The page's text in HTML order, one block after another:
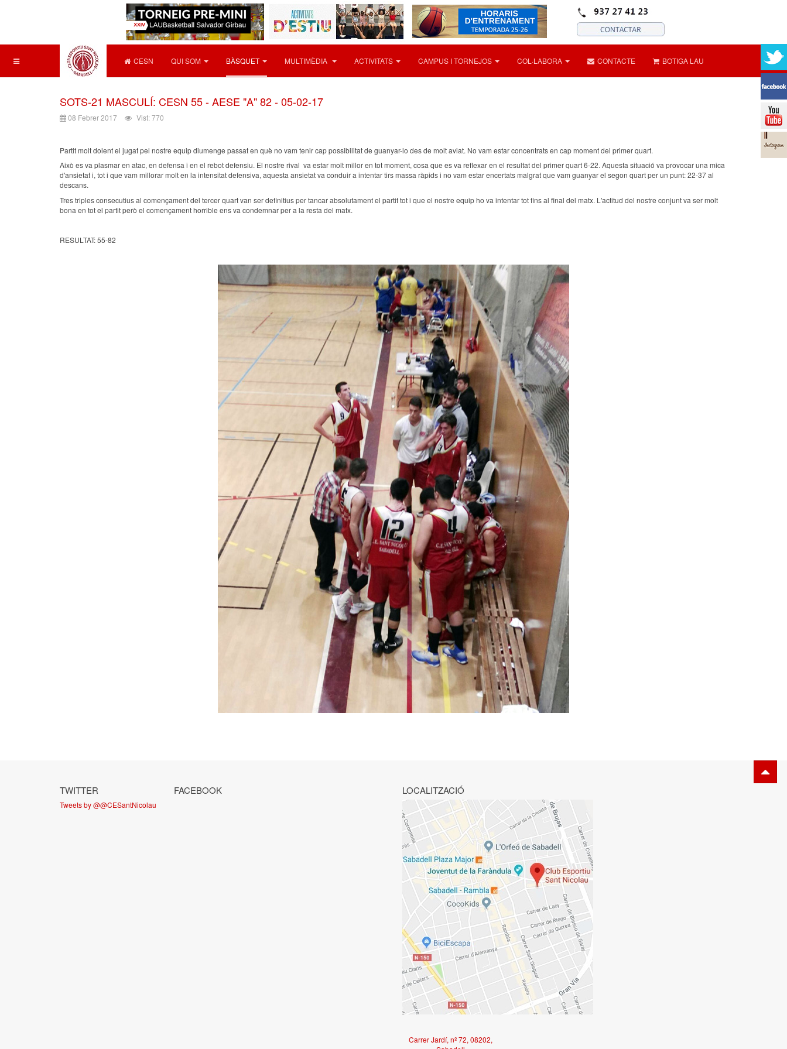
CESN QUI SOM BÀSQUET MULTIMÈDIA ACTIVITATS CAMPUS I TORNEJOS COL·LABORA CONTACTE BOTIGA LAU
SOTS-21 MASCULÍ: CESN 55 - AESE "A" 82 - 05-02-17
08 Febrer 2017 Vist: 770
Partit molt dolent el jugat pel nostre equip diumenge passat en què no vam tenir cap possibilitat de guanyar-lo des de molt aviat. No vam estar concentrats en cap moment del primer quart.
Això es va plasmar en atac, en defensa i en el rebot defensiu. El nostre rival va estar molt millor en tot moment, cosa que es va reflexar en el resultat del primer quart 6-22. Aquesta situació va provocar una mica
d'ansietat i, tot i que vam millorar molt en la intensitat defensiva, aquesta ansietat va conduir a intentar tirs massa ràpids i no vam estar encertats malgrat que vam guanyar el segon quart per un punt: 22-37 al
descans.
Tres triples consecutius al començament del tercer quart van ser definitius per tancar absolutament el partit tot i que el nostre equip ho va intentar tot fins al final del matx. L'actitud del nostre conjunt va ser molt
bona en tot el partit però el començament horrible ens va condemnar per a la resta del matx.
RESULTAT: 55-82
TWITTER
Tweets by @@CESantNicolau
FACEBOOK LOCALITZACIÓ
Carrer Jardí, nº 72, 08202,